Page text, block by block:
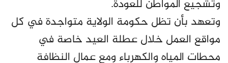
وتشجيع المواطن للعودة.
وتعهد بأن تظل حكومة الولاية متواجدة في كل
مواقع العمل خلال عطلة العيد خاصة في
محطات المياه والكهرباء ومع عمال النظافة